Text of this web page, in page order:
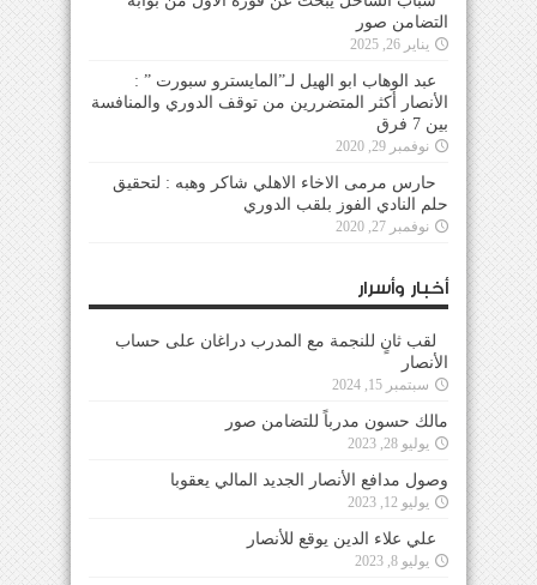
التضامن صور
يناير 26, 2025
عبد الوهاب ابو الهيل لـ”المايسترو سبورت ” :
الأنصار أكثر المتضررين من توقف الدوري والمنافسة
بين 7 فرق
نوفمبر 29, 2020
حارس مرمى الاخاء الاهلي شاكر وهبه : لتحقيق
حلم النادي الفوز بلقب الدوري
نوفمبر 27, 2020
أخبار وأسرار
لقب ثانٍ للنجمة مع المدرب دراغان على حساب
الأنصار
سبتمبر 15, 2024
مالك حسون مدرباً للتضامن صور
يوليو 28, 2023
وصول مدافع الأنصار الجديد المالي يعقوبا
يوليو 12, 2023
علي علاء الدين يوقع للأنصار
يوليو 8, 2023